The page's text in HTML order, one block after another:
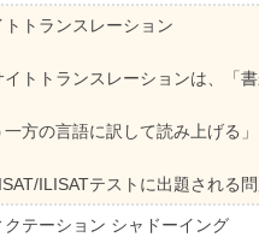
トトランスレーション
トトランスレーションは、「書
一方の言語に訳して読み上げる」
ILISATテストに出題される問
クテーション シャドーイング